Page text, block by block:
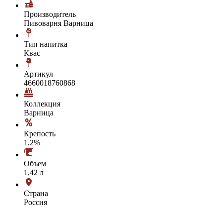
Производитель
Пивоварня Варница
Тип напитка
Квас
Артикул
4660018760868
Коллекция
Варница
Крепость
1,2%
Объем
1,42 л
Страна
Россия